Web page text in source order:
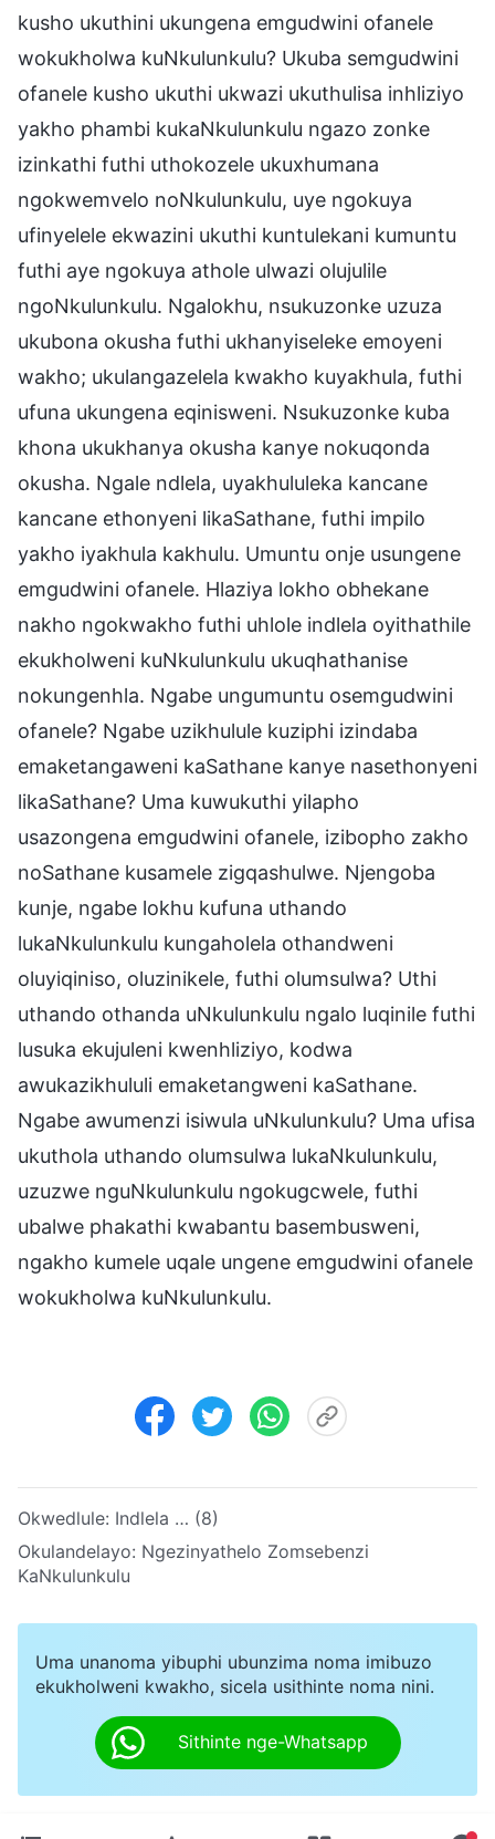
kusho ukuthini ukungena emgudwini ofanele
wokukholwa kuNkulunkulu? Ukuba semgudwini
ofanele kusho ukuthi ukwazi ukuthulisa inhliziyo
yakho phambi kukaNkulunkulu ngazo zonke
izinkathi futhi uthokozele ukuxhumana
ngokwemvelo noNkulunkulu, uye ngokuya
ufinyelele ekwazini ukuthi kuntulekani kumuntu
futhi aye ngokuya athole ulwazi olujulile
ngoNkulunkulu. Ngalokhu, nsukuzonke uzuza
ukubona okusha futhi ukhanyiseleke emoyeni
wakho; ukulangazelela kwakho kuyakhula, futhi
ufuna ukungena eqinisweni. Nsukuzonke kuba
khona ukukhanya okusha kanye nokuqonda
okusha. Ngale ndlela, uyakhululeka kancane
kancane ethonyeni likaSathane, futhi impilo
yakho iyakhula kakhulu. Umuntu onje usungene
emgudwini ofanele. Hlaziya lokho obhekane
nakho ngokwakho futhi uhlole indlela oyithathile
ekukholweni kuNkulunkulu ukuqhathanise
nokungenhla. Ngabe ungumuntu osemgudwini
ofanele? Ngabe uzikhulule kuziphi izindaba
emaketangaweni kaSathane kanye nasethonyeni
likaSathane? Uma kuwukuthi yilapho
usazongena emgudwini ofanele, izibopho zakho
noSathane kusamele zigqashulwe. Njengoba
kunje, ngabe lokhu kufuna uthando
lukaNkulunkulu kungaholela othandweni
oluyiqiniso, oluzinikele, futhi olumsulwa? Uthi
uthando othanda uNkulunkulu ngalo luqinile futhi
lusuka ekujuleni kwenhliziyo, kodwa
awukazikhululi emaketangweni kaSathane.
Ngabe awumenzi isiwula uNkulunkulu? Uma ufisa
ukuthola uthando olumsulwa lukaNkulunkulu,
uzuzwe nguNkulunkulu ngokugcwele, futhi
ubalwe phakathi kwabantu basembusweni,
ngakho kumele uqale ungene emgudwini ofanele
wokukholwa kuNkulunkulu.
Okwedlule: Indlela … (8)
Okulandelayo: Ngezinyathelo Zomsebenzi
KaNkulunkulu
Uma unanoma yibuphi ubunzima noma imibuzo
ekukholweni kwakho, sicela usithinte noma nini.
Sithinte nge-Whatsapp